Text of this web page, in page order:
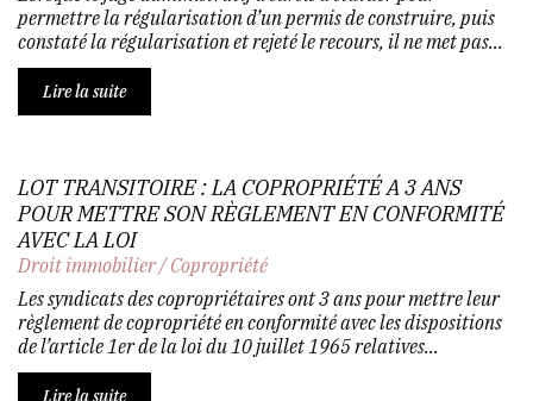
permettre la régularisation d’un permis de construire, puis
constaté la régularisation et rejeté le recours, il ne met pas...
Lire la suite
LOT TRANSITOIRE : LA COPROPRIÉTÉ A 3 ANS
POUR METTRE SON RÈGLEMENT EN CONFORMITÉ
AVEC LA LOI
Droit immobilier/Copropriété
Les syndicats des copropriétaires ont 3 ans pour mettre leur
règlement de copropriété en conformité avec les dispositions
de l’article 1er de la loi du 10 juillet 1965 relatives...
Lire la suite